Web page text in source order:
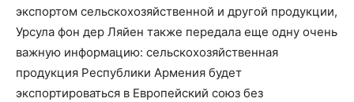
экспортом сельскохозяйственной и другой продукции,
Урсула фон дер Ляйен также передала еще одну очень
важную информацию: сельскохозяйственная
продукция Республики Армения будет
экспортироваться в Европейский союз без